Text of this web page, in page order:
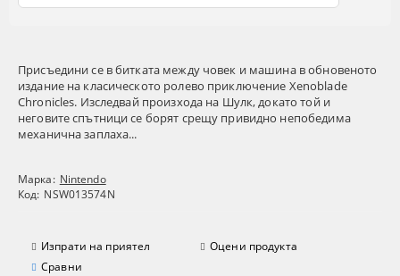
Присъедини се в битката между човек и машина в обновеното
издание на класическото ролево приключение Xenoblade
Chronicles. Изследвай произхода на Шулк, докато той и
неговите спътници се борят срещу привидно непобедима
механична заплаха...
Марка: Nintendo
Код: NSW013574N
Изпрати на приятел
Оцени продукта
Сравни